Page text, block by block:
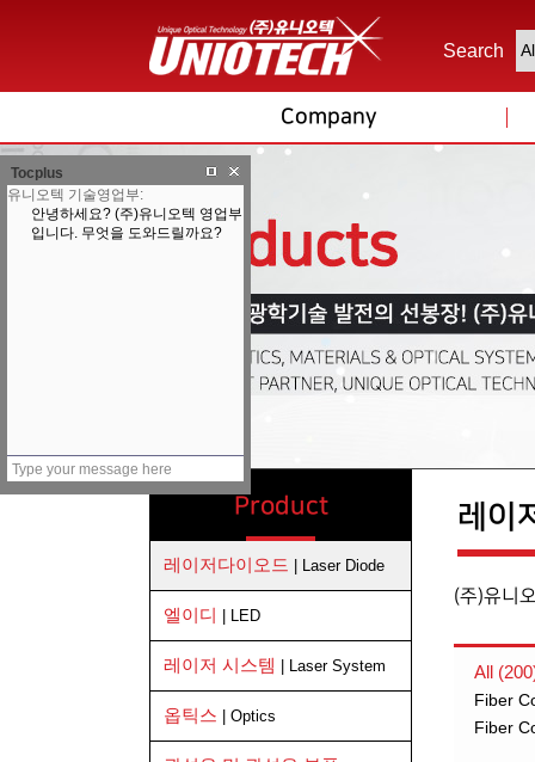
Search
Company
Product
레이저다이오드 | Laser Diode
엘이디 | LED
레이저 시스템 | Laser System
옵틱스 | Optics
레이
(주)유니
All
Fiber
Fiber
Tocplus